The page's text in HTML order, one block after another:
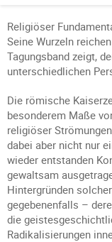
Religiöser
Seine Wurzeln
Tagungsband zeigt,
unterschiedlichen
Die römische
besonderem Maße
religiöser
dabei aber nicht nur
wieder entstanden
gewaltsam
Hintergründen
gegebenenfalls –
die
Radikalisierungen